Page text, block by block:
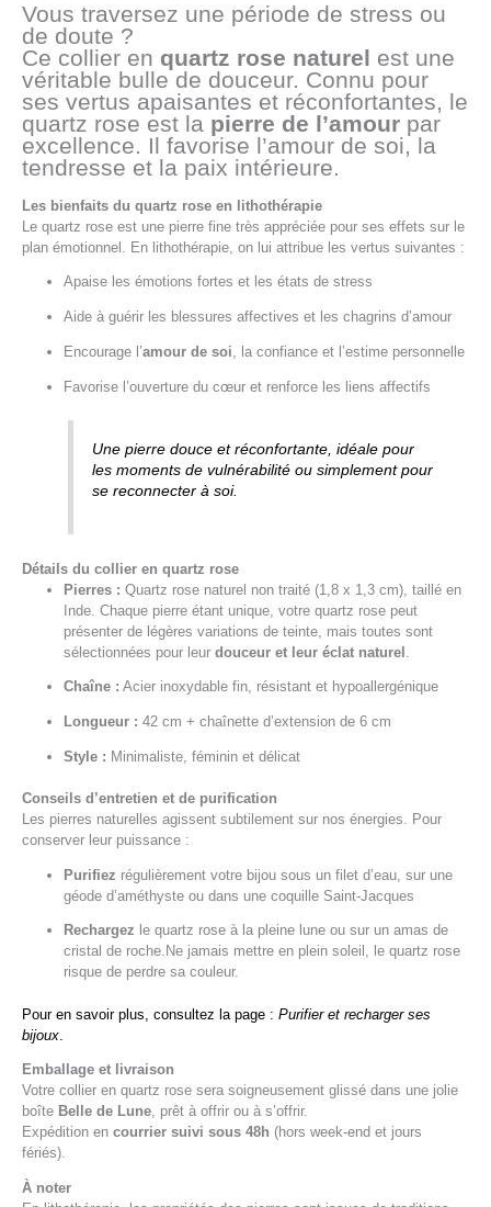
Vous traversez une période de stress ou
de doute ?
Ce collier en quartz rose naturel est une
véritable bulle de douceur. Connu pour
ses vertus apaisantes et réconfortantes, le
quartz rose est la pierre de l’amour par
excellence. Il favorise l’amour de soi, la
tendresse et la paix intérieure.
Les bienfaits du quartz rose en lithothérapie
Le quartz rose est une pierre fine très appréciée pour ses effets sur le
plan émotionnel. En lithothérapie, on lui attribue les vertus suivantes :
Apaise les émotions fortes et les états de stress
Aide à guérir les blessures affectives et les chagrins d’amour
Encourage l’amour de soi , la confiance et l’estime personnelle
Favorise l’ouverture du cœur et renforce les liens affectifs
Une pierre douce et réconfortante, idéale pour
les moments de vulnérabilité ou simplement pour
se reconnecter à soi.
Détails du collier en quartz rose
Pierres : Quartz rose naturel non traité (1,8 x 1,3 cm), taillé en
Inde. Chaque pierre étant unique, votre quartz rose peut
présenter de légères variations de teinte, mais toutes sont
sélectionnées pour leurdouceur et leur éclat naturel
Chaîne : Acier inoxydable fin, résistant et hypoallergénique
Longueur : 42 cm + chaînette d’extension de 6 cm
Style : Minimaliste, féminin et délicat
Conseils d’entretien et de purification
Les pierres naturelles agissent subtilement sur nos énergies. Pour
conserver leur puissance :
Purifiez régulièrement votre bijou sous un filet d’eau, sur une
géode d’améthyste ou dans une coquille Saint-Jacques
Rechargez le quartz rose à la pleine lune ou sur un amas de
cristal de roche.Ne jamais mettre en plein soleil, le quartz rose
risque de perdre sa couleur.
Pour en savoir plus, consultez la page : Purifier et recharger ses
bijoux
Emballage et livraison
Votre collier en quartz rose sera soigneusement glissé dans une jolie
boîte Belle de Lune, prêt à offrir ou à s’offrir.
Expédition en courrier suivi sous 48h (hors week-end et jours
fériés).
À noter